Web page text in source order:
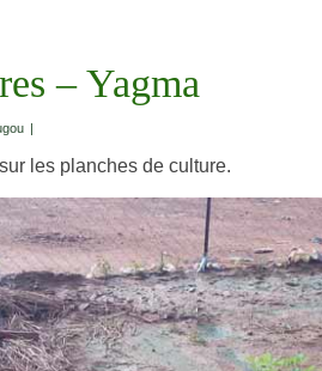
– Yagma
|
les planches de culture.